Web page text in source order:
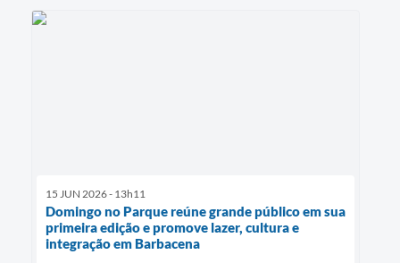
15 JUN 2026 - 13h11
Domingo no Parque reúne grande público em sua
primeira edição e promove lazer, cultura e
integração em Barbacena